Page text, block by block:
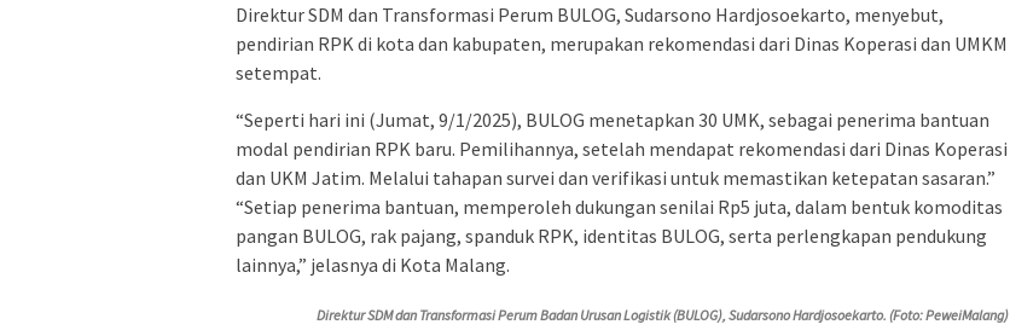
Direktur SDM dan Transformasi Perum BULOG, Sudarsono Hardjosoekarto, menyebut,
pendirian RPK di kota dan kabupaten, merupakan rekomendasi dari Dinas Koperasi dan UMKM
setempat.
“Seperti hari ini (Jumat, 9/1/2025), BULOG menetapkan 30 UMK, sebagai penerima bantuan
modal pendirian RPK baru. Pemilihannya, setelah mendapat rekomendasi dari Dinas Koperasi
dan UKM Jatim. Melalui tahapan survei dan verifikasi untuk memastikan ketepatan sasaran.”
“Setiap penerima bantuan, memperoleh dukungan senilai Rp5 juta, dalam bentuk komoditas
pangan BULOG, rak pajang, spanduk RPK, identitas BULOG, serta perlengkapan pendukung
lainnya,” jelasnya di Kota Malang.
Direktur SDM dan Transformasi Perum Badan Urusan Logistik (BULOG), Sudarsono Hardjosoekarto. (Foto: PeweiMalang)